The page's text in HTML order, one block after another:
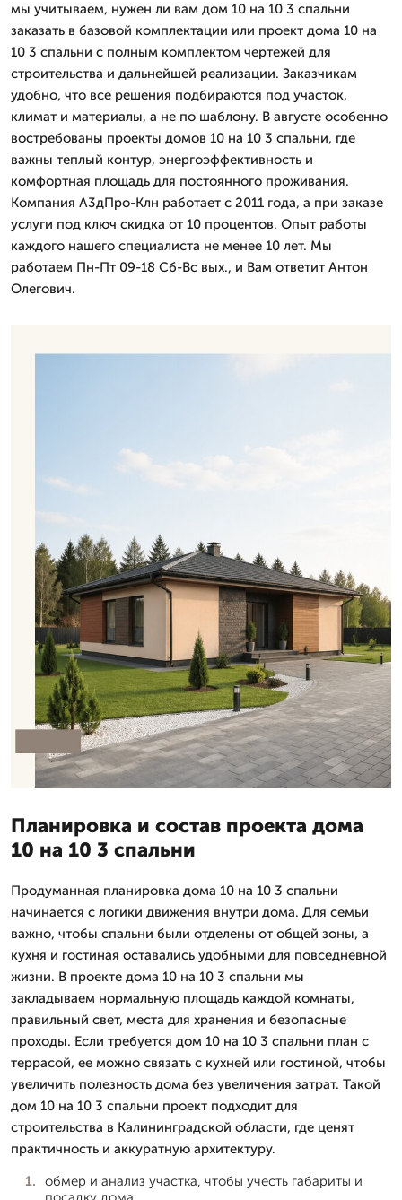
мы учитываем, нужен ли вам дом 10 на 10 3 спальни
заказать в базовой комплектации или проект дома 10 на
10 3 спальни с полным комплектом чертежей для
строительства и дальнейшей реализации. Заказчикам
удобно, что все решения подбираются под участок,
климат и материалы, а не по шаблону. В августе особенно
востребованы проекты домов 10 на 10 3 спальни, где
важны теплый контур, энергоэффективность и
комфортная площадь для постоянного проживания.
Компания А3дПро-Клн работает с 2011 года, а при заказе
услуги под ключ скидка от 10 процентов. Опыт работы
каждого нашего специалиста не менее 10 лет. Мы
работаем Пн-Пт 09-18 Сб-Вс вых., и Вам ответит Антон
Олегович.
Планировка и состав проекта дома
10 на 10 3 спальни
Продуманная планировка дома 10 на 10 3 спальни
начинается с логики движения внутри дома. Для семьи
важно, чтобы спальни были отделены от общей зоны, а
кухня и гостиная оставались удобными для повседневной
жизни. В проекте дома 10 на 10 3 спальни мы
закладываем нормальную площадь каждой комнаты,
правильный свет, места для хранения и безопасные
проходы. Если требуется дом 10 на 10 3 спальни план с
террасой, ее можно связать с кухней или гостиной, чтобы
увеличить полезность дома без увеличения затрат. Такой
дом 10 на 10 3 спальни проект подходит для
строительства в Калининградской области, где ценят
практичность и аккуратную архитектуру.
обмер и анализ участка, чтобы учесть габариты и